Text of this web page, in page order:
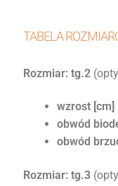
TABELA
Rozmiar: tg.2
wzrost [cm]
obwód
obwód
Rozmiar: tg.3